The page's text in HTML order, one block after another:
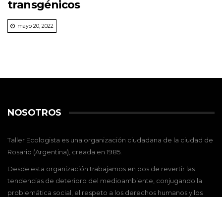
transgénicos
mayo 20, 2022
NOSOTROS
Taller Ecologista es una organización ciudadana de la ciudad de
Rosario (Argentina), creada en 1985.
Desde esta organización trabajamos en pos de revertir las
tendencias de deterioro del medioambiente, conjugando la
problemática social, el respeto a los derechos humanos y los